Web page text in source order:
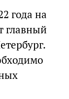
года на
главный